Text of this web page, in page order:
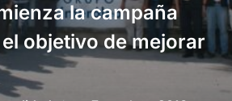
la campaña
objetivo de mejorar